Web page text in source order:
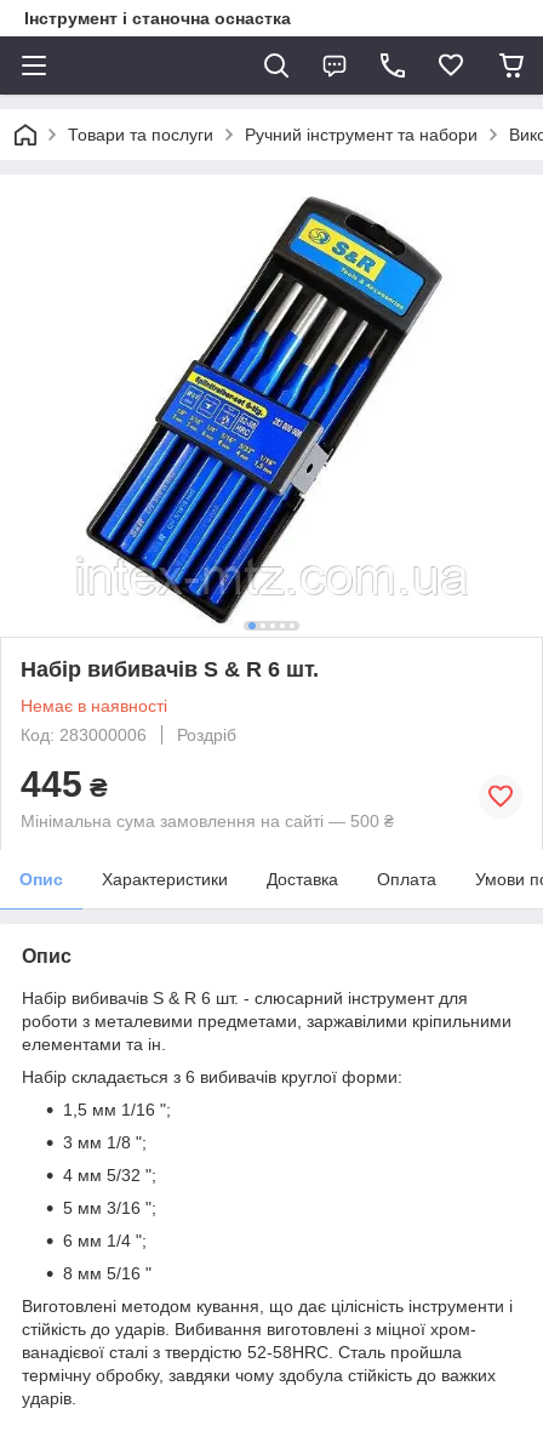
Інструмент і станочна оснастка
Товари та послуги Ручний інструмент та набори
Набір вибивачів S & R 6 шт.
Немає в наявності
Код: 283000006
Роздріб
445 ₴
Мінімальна сума замовлення на сайті — 500 ₴
Опис Характеристики Доставка Оплата Умови
Опис
Набір вибивачів S & R 6 шт. - слюсарний інструмент для
роботи з металевими предметами, заржавілими кріпильними
елементами та ін.
Набір складається з 6 вибивачів круглої форми:
1,5 мм 1/16 ";
3 мм 1/8 ";
4 мм 5/32 ";
5 мм 3/16 ";
6 мм 1/4 ";
8 мм 5/16 "
Виготовлені методом кування, що дає цілісність інструменти і
стійкість до ударів. Вибивання виготовлені з міцної хром-
ванадієвої сталі з твердістю 52-58HRC. Сталь пройшла
термічну обробку, завдяки чому здобула стійкість до важких
ударів.